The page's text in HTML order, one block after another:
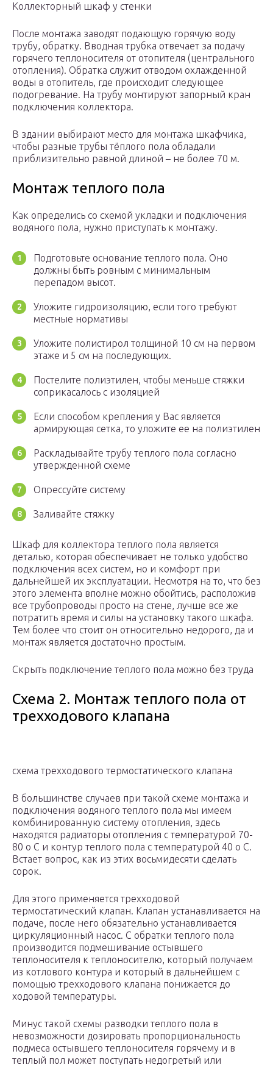
Коллекторный шкаф у стенки
После монтажа заводят подающую горячую воду
трубу, обратку. Вводная трубка отвечает за подачу
горячего теплоносителя от отопителя (центрального
отопления). Обратка служит отводом охлажденной
воды в отопитель, где происходит следующее
подогревание. На трубу монтируют запорный кран
подключения коллектора.
В здании выбирают место для монтажа шкафчика,
чтобы разные трубы тёплого пола обладали
приблизительно равной длиной – не более 70 м.
Монтаж теплого пола
Как определись со схемой укладки и подключения
водяного пола, нужно приступать к монтажу.
Подготовьте основание теплого пола. Оно
должны быть ровным с минимальным
перепадом высот.
Уложите гидроизоляцию, если того требуют
местные нормативы
Уложите полистирол толщиной 10 см на первом
этаже и 5 см на последующих.
Постелите полиэтилен, чтобы меньше стяжки
соприкасалось с изоляцией
Если способом крепления у Вас является
армирующая сетка, то уложите ее на полиэтилен
Раскладывайте трубу теплого пола согласно
утвержденной схеме
Опрессуйте систему
Заливайте стяжку
Шкаф для коллектора теплого пола является
деталью, которая обеспечивает не только удобство
подключения всех систем, но и комфорт при
дальнейшей их эксплуатации. Несмотря на то, что без
этого элемента вполне можно обойтись, расположив
все трубопроводы просто на стене, лучше все же
потратить время и силы на установку такого шкафа.
Тем более что стоит он относительно недорого, да и
монтаж является достаточно простым.
Скрыть подключение теплого пола можно без труда
Схема 2. Монтаж теплого пола от
трехходового клапана
схема трехходового термостатического клапана
В большинстве случаев при такой схеме монтажа и
подключения водяного теплого пола мы имеем
комбинированную систему отопления, здесь
находятся радиаторы отопления с температурой 70-
80 о С и контур теплого пола с температурой 40 о С.
Встает вопрос, как из этих восьмидесяти сделать
сорок.
Для этого применяется трехходовой
термостатический клапан. Клапан устанавливается на
подаче, после него обязательно устанавливается
циркуляционный насос. С обратки теплого пола
производится подмешивание остывшего
теплоносителя к теплоносителю, который получаем
из котлового контура и который в дальнейшем с
помощью трехходового клапана понижается до
ходовой температуры.
Минус такой схемы разводки теплого пола в
невозможности дозировать пропорциональность
подмеса остывшего теплоносителя горячему и в
теплый пол может поступать недогретый или